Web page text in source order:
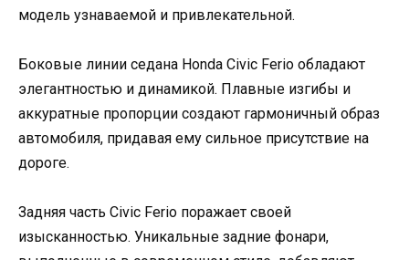
модель узнаваемой и привлекательной.
Боковые линии седана Honda Civic Ferio обладают
элегантностью и динамикой. Плавные изгибы и
аккуратные пропорции создают гармоничный образ
автомобиля, придавая ему сильное присутствие на
дороге.
Задняя часть Civic Ferio поражает своей
изысканностью. Уникальные задние фонари,